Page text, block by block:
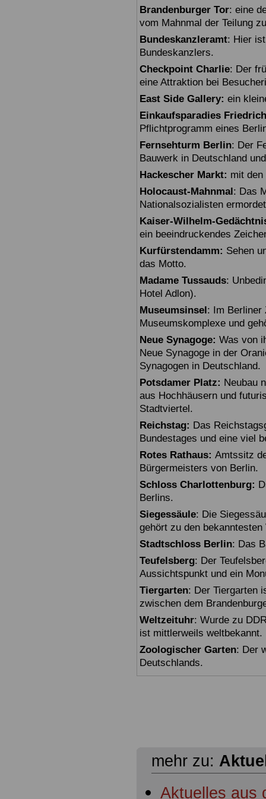
Brandenburger Tor: eine
vom Mahnmal der Teilung
Bundeskanzleramt: Hier
Bundeskanzlers.
Checkpoint Charlie: Der
eine Attraktion bei
East Side Gallery: ein
Einkaufsparadies
Pflichtprogramm eines
Fernsehturm Berlin: Der
Bauwerk in Deutschland
Hackescher Markt: mit
Holocaust-Mahnmal : Das
Nationalsozialisten
Kaiser-Wilhelm-
ein beeindruckendes
Kurfürstendamm: Sehen
das Motto.
Madame Tussauds:
Hotel Adlon).
Museumsinsel : Im Berliner
Museumskomplexe und
Neue Synagoge: Was von
Neue Synagoge in der
Synagogen in Deutschland.
Potsdamer Platz: Neubau
aus Hochhäusern und
Stadtviertel.
Reichstag: Das
Bundestages und eine viel
Rotes Rathaus: Amtssitz
Bürgermeisters von Berlin.
Schloss Charlottenburg:
Berlins.
Siegessäule: Die
gehört zu den
Stadtschloss Berlin: Das
Teufelsberg: Der
Aussichtspunkt und ein
Tiergarten: Der Tiergarten
zwischen dem
Weltzeituhr: Wurde zu
ist mittlerweils weltbekannt.
Zoologischer Garten: Der
Deutschlands.
mehr zu:
Aktuelles aus